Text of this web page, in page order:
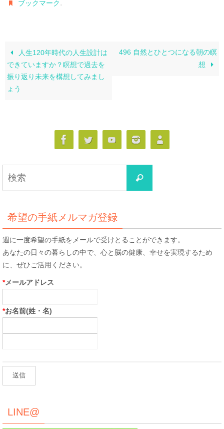
ブックマーク.
人生120年時代の人生設計は
できていますか？瞑想で過去を
振り返り未来を構想してみまし
ょう
496 自然とひとつになる朝の瞑
想
検
索
希望の手紙メルマガ登録
週に一度希望の手紙をメールで受けとることができます。
あなたの日々の暮らしの中で、心と脳の健康、幸せを実現するため
に、ぜひご活用ください。
*メールアドレス
*お名前(姓・名)
LINE@